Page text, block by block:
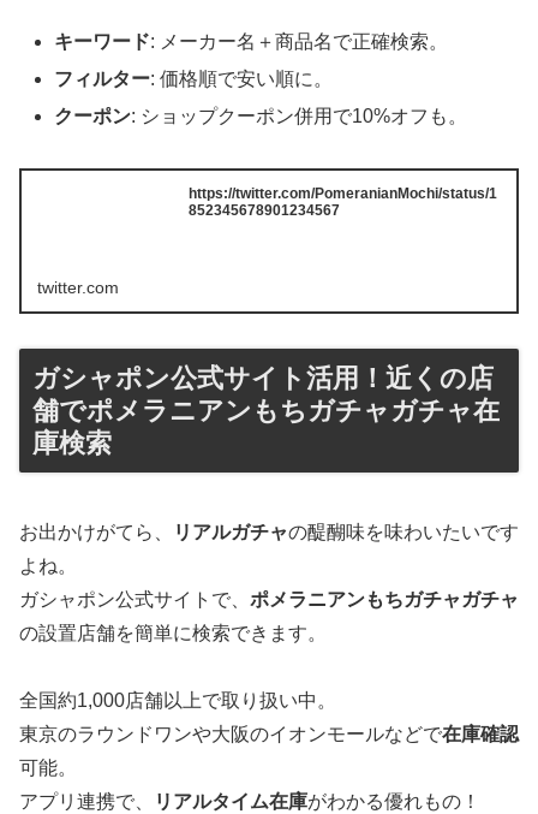
キーワード: メーカー名＋商品名で正確検索。
フィルター: 価格順で安い順に。
クーポン: ショップクーポン併用で10%オフも。
https://twitter.com/PomeranianMochi/status/1
852345678901234567
twitter.com
ガシャポン公式サイト活用！近くの店
舗でポメラニアンもちガチャガチャ在
庫検索
お出かけがてら、 リアルガチャの醍醐味を味わいたいです
よね。
ガシャポン公式サイトで、 ポメラニアンもちガチャガチャ
の設置店舗を簡単に検索できます。
全国約1,000店舗以上で取り扱い中。
東京のラウンドワンや大阪のイオンモールなどで在庫確認
可能。
アプリ連携で、
リアルタイム在庫がわかる優れもの！